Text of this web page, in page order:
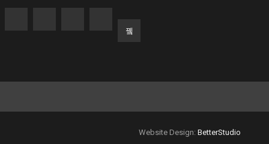
Website Design: BetterStudio